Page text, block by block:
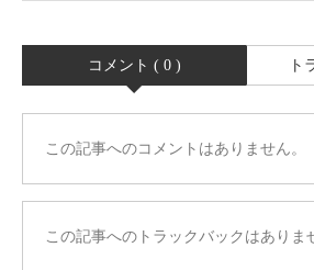
コメント ( 0 ) ト
この記事へのコメントはありません。
この記事へのトラックバックはありま